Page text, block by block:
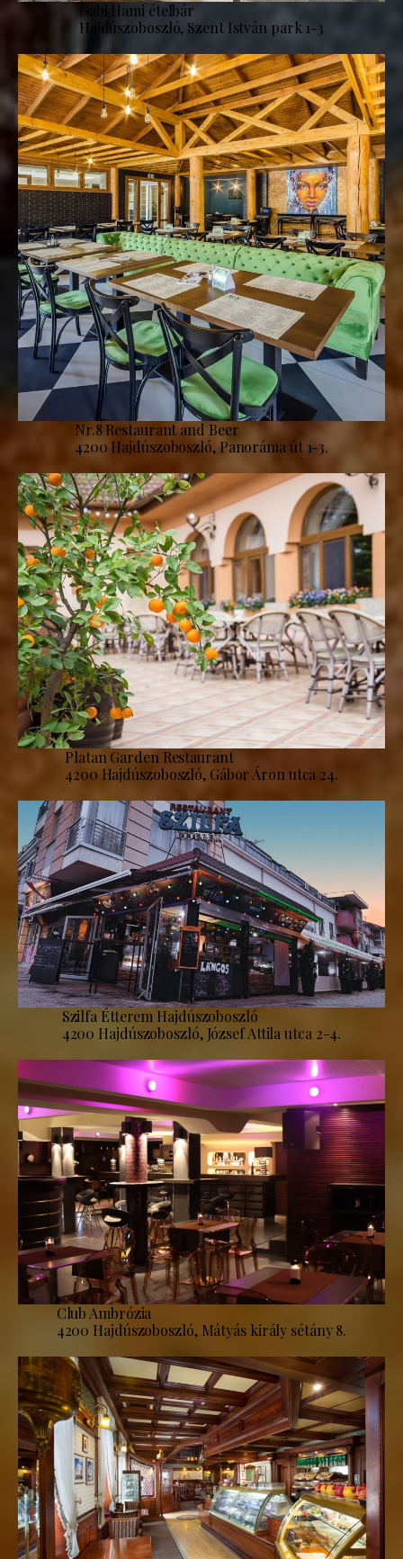
Gabi Hami ételbár
Hajdúszoboszló, Szent István park 1-3
Nr.8 Restaurant and Beer
4200 Hajdúszoboszló, Panoráma út 1-3.
Platan Garden Restaurant
4200 Hajdúszoboszló, Gábor Áron utca 24.
Szilfa Étterem Hajdúszoboszló
4200 Hajdúszoboszló, József Attila utca 2-4.
Club Ambrózia
4200 Hajdúszoboszló, Mátyás király sétány 8.